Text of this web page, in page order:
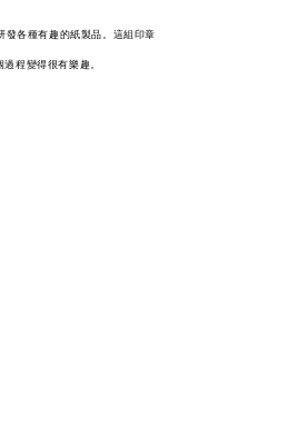
各種有趣的紙製品。這組印章
程變得很有樂趣。